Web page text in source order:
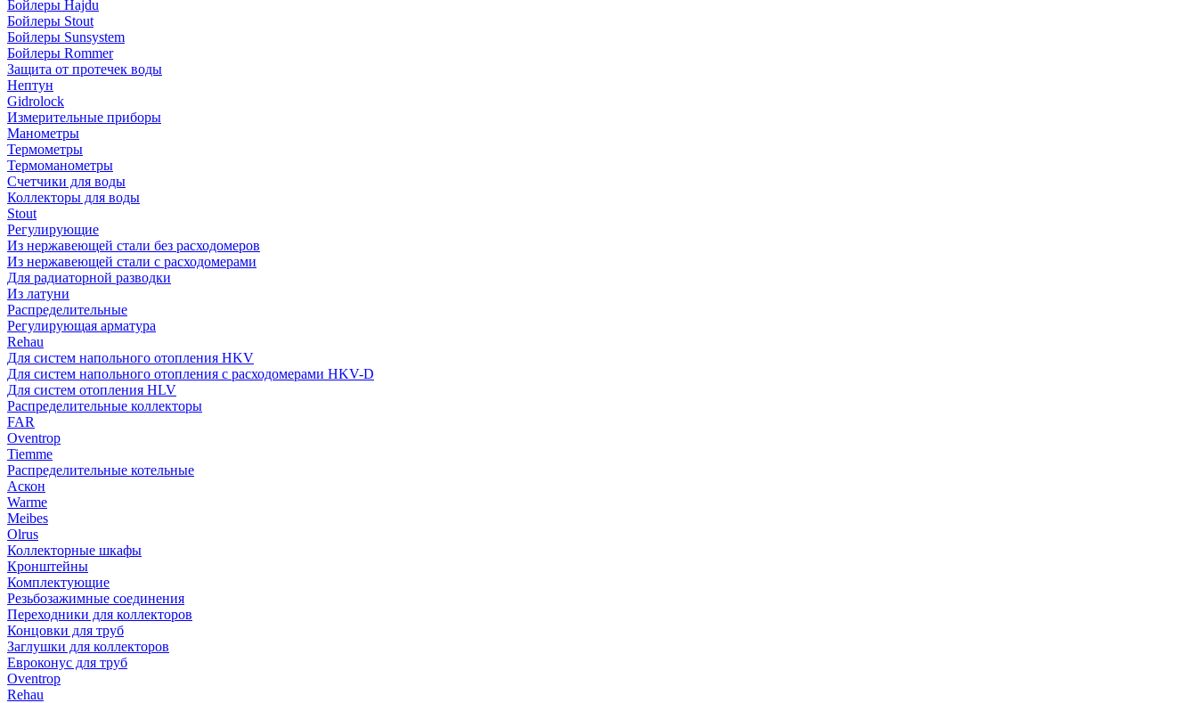
Бойлеры Hajdu
Бойлеры Stout
Бойлеры Sunsystem
Бойлеры Rommer
Защита от протечек воды
Нептун
Gidrolock
Измерительные приборы
Манометры
Термометры
Термоманометры
Счетчики для воды
Коллекторы для воды
Stout
Регулирующие
Из нержавеющей стали без расходомеров
Из нержавеющей стали с расходомерами
Для радиаторной разводки
Из латуни
Распределительные
Регулирующая арматура
Rehau
Для систем напольного отопления HKV
Для систем напольного отопления с расходомерами HKV-D
Для систем отопления HLV
Распределительные коллекторы
FAR
Oventrop
Tiemme
Распределительные котельные
Аскон
Warme
Meibes
Olrus
Коллекторные шкафы
Кронштейны
Комплектующие
Резьбозажимные соединения
Переходники для коллекторов
Концовки для труб
Заглушки для коллекторов
Евроконус для труб
Oventrop
Rehau